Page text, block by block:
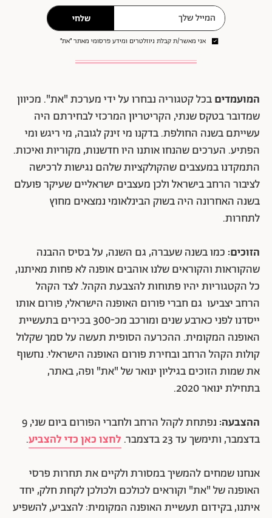
שלחי
אני מאשר/ת קבלת ניוזלטרים ומידע פרסומי מאתר ״את״
המועמדיםבכל קטגוריה נבחרו על ידי מערכת "את". מכיוון
שמדובר בטקס שנתי, הקריטריון המרכזי לבחירתם היה
עשייתם בשנה החולפת. בדקנו מי זינק לגובה, מי ריגש ומי
הפתיע. הערכים שהנחו אותנו היו חדשנות, מקוריות ואיכות.
התמקדנו במעצבים שהקולקציות שלהם נגישות לרכישה
לציבור הרחב בישראל ולכן מעצבים ישראליים שעיקר פועלם
בשנה האחרונה היה בשוק הבינלאומי נמצאים מחוץ
לתחרות.
הזוכים: כמו בשנה שעברה, גם השנה, על בסיס ההבנה
שהקוראות והקוראים שלנו אוהבים אופנה לא פחות מאיתנו,
כל הקטגוריות יהיו פתוחות להצבעת הקהל. לצד הקהל
הרחב יצביעו גם חברי פורום האופנה הישראלי, פורום אותו
ייסדנו לפני כארבע שנים ומורכב מכ-300 בכירים בתעשיית
האופנה המקומית. ההכרעה הסופית תעשה על סמך שקלול
קולות הקהל הרחב ובחירת פורום האופנה הישראלי. נחשוף
את שמות הזוכים בגיליון ינואר של "את" ופה, באתר,
בתחילת ינואר 2020.
ההצבעה:
נפתחת לקהל הרחב ולחברי הפורום ביום שני, 9
בדצמבר, ותימשך עד
לחצו כאן כדי להצביע.
אנחנו שמחים להמשיך במסורת ולקיים את תחרות פרסי
האופנה של "את" וקוראים לכולכם ולכולכן לקחת חלק, יחד
איתנו, בקידום תעשיית האופנה המקומית: להצביע, להשפיע